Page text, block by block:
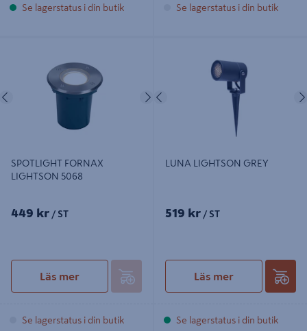
Se lagerstatus i din butik Se lagerstatus i din butik
Föregående Nästa
SPOTLIGHT FORNAX
LIGHTSON 5068
449 kr / ST
Läs mer
Se lagerstatus i din butik
LUNA LIGHTSON GREY
519 kr / ST
Läs mer
Se lagerstatus i din butik